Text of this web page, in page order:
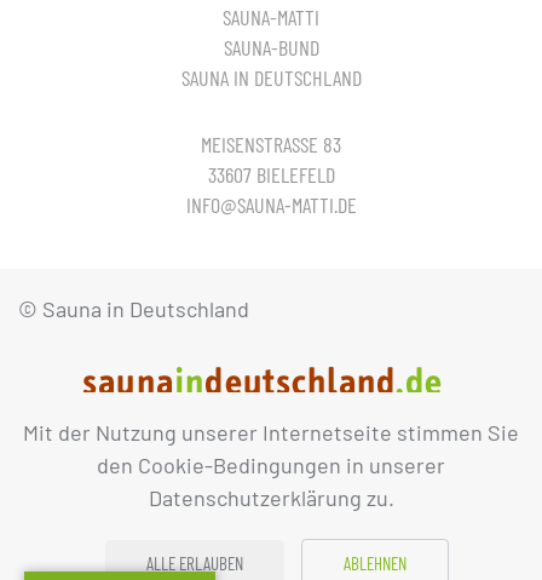
Mit der Nutzung unserer Internetseite stimmen Sie
den Cookie-Bedingungen in unserer
Datenschutzerklärung zu.
ALLE ERLAUBEN ABLEHNEN
SAUNA-MATTI
SAUNA-BUND
SAUNA IN DEUTSCHLAND
MEISENSTRASSE 83
33607 BIELEFELD
INFO@SAUNA-MATTI.DE
© Sauna in Deutschland
IMPRESSUM DATENSCHUTZ